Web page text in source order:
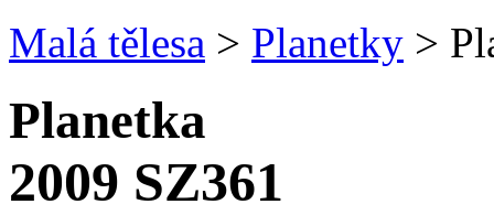
Malá tělesa > Planetky >
Planetka
2009 SZ361